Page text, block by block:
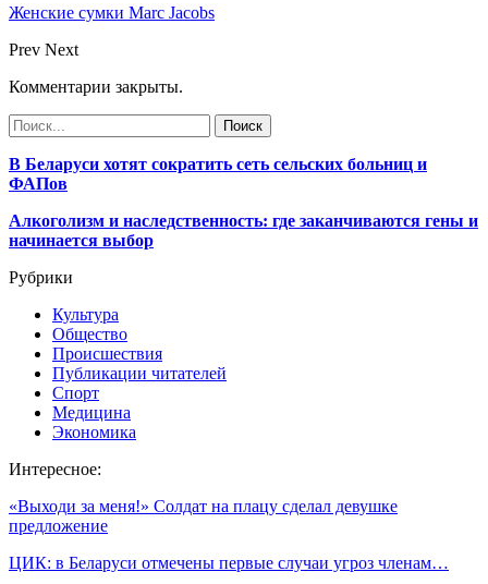
Женские сумки Marc Jacobs
Prev Next
Комментарии закрыты.
В Беларуси хотят сократить сеть сельских больниц и
ФАПов
Алкоголизм и наследственность: где заканчиваются гены и
начинается выбор
Рубрики
Культура
Общество
Происшествия
Публикации читателей
Спорт
Медицина
Экономика
Интересное:
«Выходи за меня!» Солдат на плацу сделал девушке
предложение
ЦИК: в Беларуси отмечены первые случаи угроз членам…